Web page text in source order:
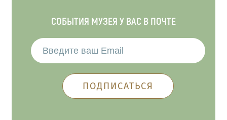
СОБЫТИЯ МУЗЕЯ У ВАС В ПОЧТЕ